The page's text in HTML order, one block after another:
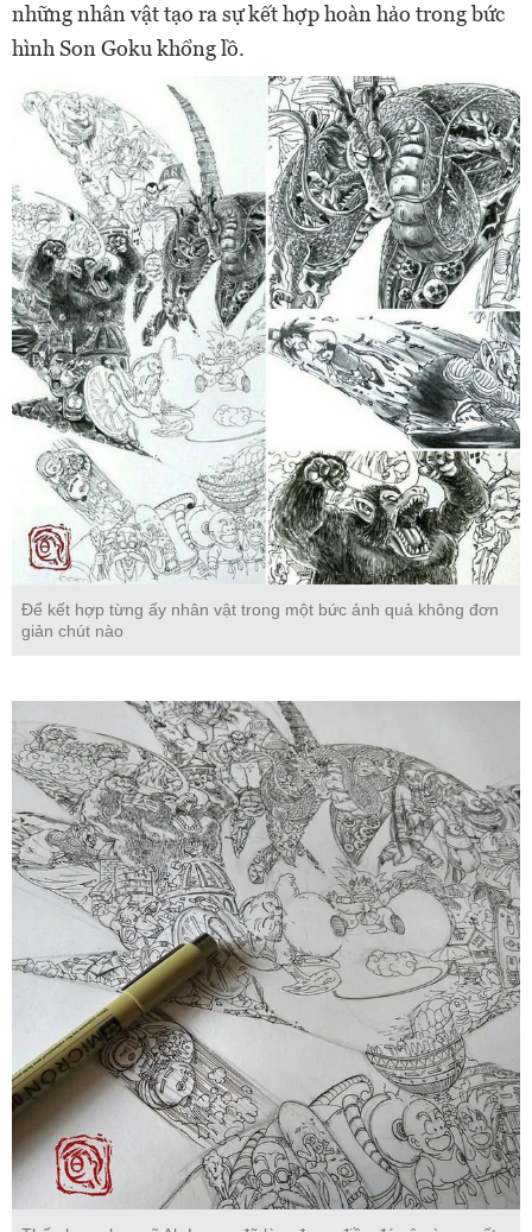
những nhân vật tạo ra sự kết hợp hoàn hảo trong bức
hình Son Goku khổng lồ.
Để kết hợp từng ấy nhân vật trong một bức ảnh quả không đơn
giản chút nào